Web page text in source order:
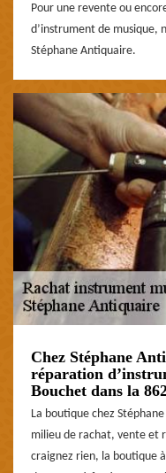
Pour une revente ou
d’instrument de musique,
Stéphane Antiquaire.
Chez Stéphane
réparation
Bouchet dans la
La boutique chez
milieu de rachat, vente et
craignez rien, la boutique